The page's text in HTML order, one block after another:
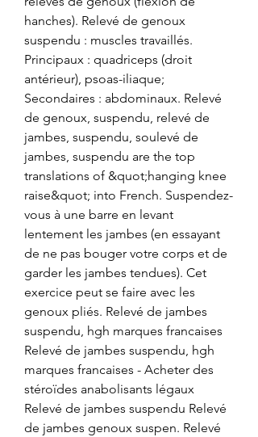
hanches). Relevé de genoux
suspendu : muscles travaillés.
Principaux : quadriceps (droit
antérieur), psoas-iliaque;
Secondaires : abdominaux. Relevé
de genoux, suspendu, relevé de
jambes, suspendu, soulevé de
jambes, suspendu are the top
translations of &quot;hanging knee
raise&quot; into French. Suspendez-
vous à une barre en levant
lentement les jambes (en essayant
de ne pas bouger votre corps et de
garder les jambes tendues). Cet
exercice peut se faire avec les
genoux pliés. Relevé de jambes
suspendu, hgh marques francaises
Relevé de jambes suspendu, hgh
marques francaises - Acheter des
stéroïdes anabolisants légaux
Relevé de jambes suspendu Relevé
de jambes genoux suspen. Relevé